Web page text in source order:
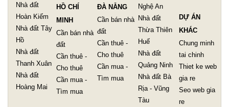
Nhà đất
Hoàn Kiếm
Nhà đất Tây
Hồ
Nhà đất
Thanh Xuân
Nhà đất
Hoàng Mai
HỒ CHÍ
MINH
Cần bán nhà
đất
Cần thuê -
Cho thuê
Cần mua -
Tìm mua
ĐÀ NẴNG
Cần bán nhà
đất
Cần thuê -
Cho thuê
Cần mua -
Tìm mua
Nghệ An
Nhà đất
Thừa Thiên
Huế
Nhà đất
Quảng Ninh
Nhà đất Bà
Rịa - Vũng
Tàu
DỰ ÁN
KHÁC
Chung minh
tai chinh
Thiet ke web
gia re
Seo web gia
re